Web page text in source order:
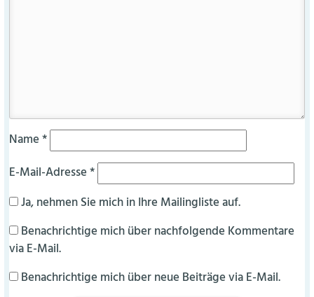
Name*
E-Mail-Adresse*
Ja, nehmen Sie mich in Ihre Mailingliste auf.
Benachrichtige mich über nachfolgende Kommentare
via E-Mail.
Benachrichtige mich über neue Beiträge via E-Mail.